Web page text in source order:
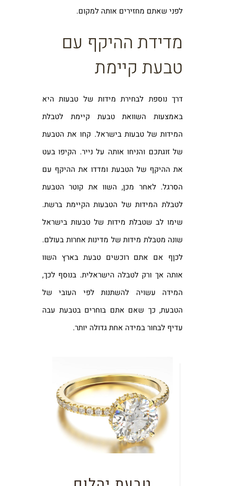
לפני שאתם מחזירים אותה למקום.
מדידת ההיקף עם
טבעת קיימת
דרך נוספת לבחירת מידות של טבעות היא
באמצעות השוואת טבעת קיימת לטבלת
המידות של טבעות בישראל. קחו את הטבעת
של זוגתכם והניחו אותה על נייר. הקיפו בעט
את ההיקף של הטבעת ומדדו את ההיקף עם
הסרגל. לאחר מכן, השוו את קוטר הטבעת
לטבלת המידות של הטבעות הקיימת ברשת.
שימו לב שטבלת מידות של טבעות בישראל
שונה מטבלת מידות של מדינות אחרות בעולם.
לכןף אם אתם רוכשים טבעת בארץ השוו
אותה אך ורק לטבלה הישראלית. בנוסף לכך,
המידה עשויה להשתנות לפי העובי של
הטבעת, כך שאם אתם בוחרים בטבעת עבה
עדיף לבחור במידה אחת גדולה יותר.